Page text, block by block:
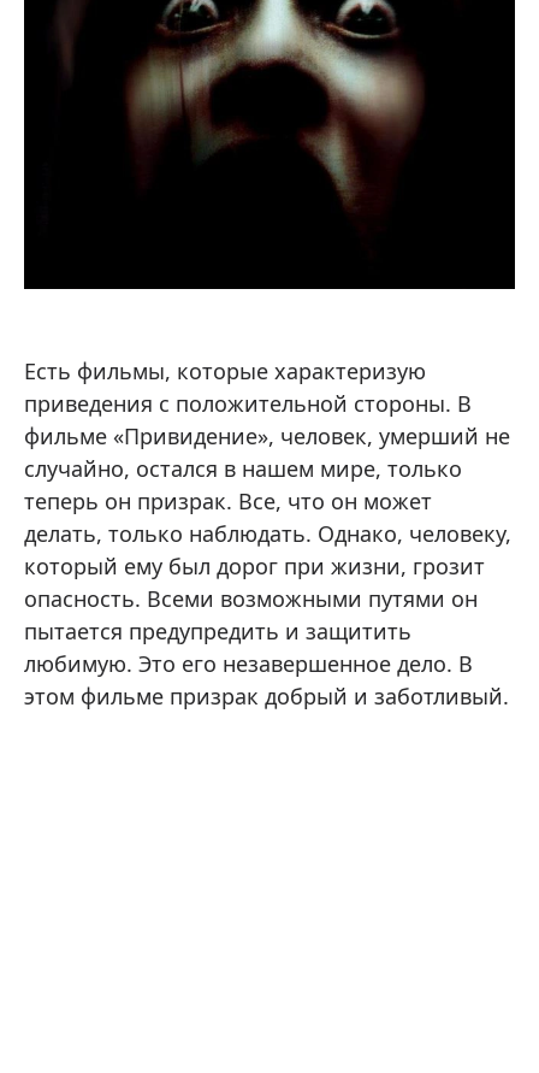
Есть фильмы, которые характеризую
приведения с положительной стороны. В
фильме «Привидение», человек, умерший не
случайно, остался в нашем мире, только
теперь он призрак. Все, что он может
делать, только наблюдать. Однако, человеку,
который ему был дорог при жизни, грозит
опасность. Всеми возможными путями он
пытается предупредить и защитить
любимую. Это его незавершенное дело. В
этом фильме призрак добрый и заботливый.